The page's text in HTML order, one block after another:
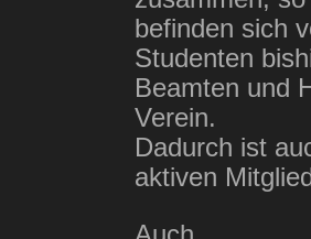
befinden sich
Studenten
Beamten und
Verein.
Dadurch ist
aktiven